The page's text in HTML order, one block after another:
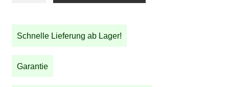
LT
Speichen-
Vorderrad
Schnelle Lieferung ab Lager!
Garantie